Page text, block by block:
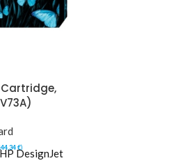
Cartridge,
€)
DesignJet